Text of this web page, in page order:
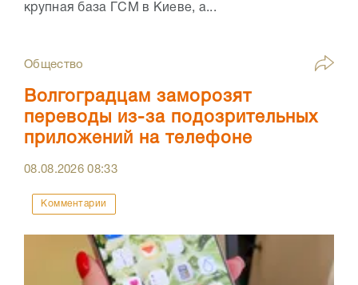
крупная база ГСМ в Киеве, а...
Общество
Волгоградцам заморозят
переводы из-за подозрительных
приложений на телефоне
08.08.202608:33
Комментарии